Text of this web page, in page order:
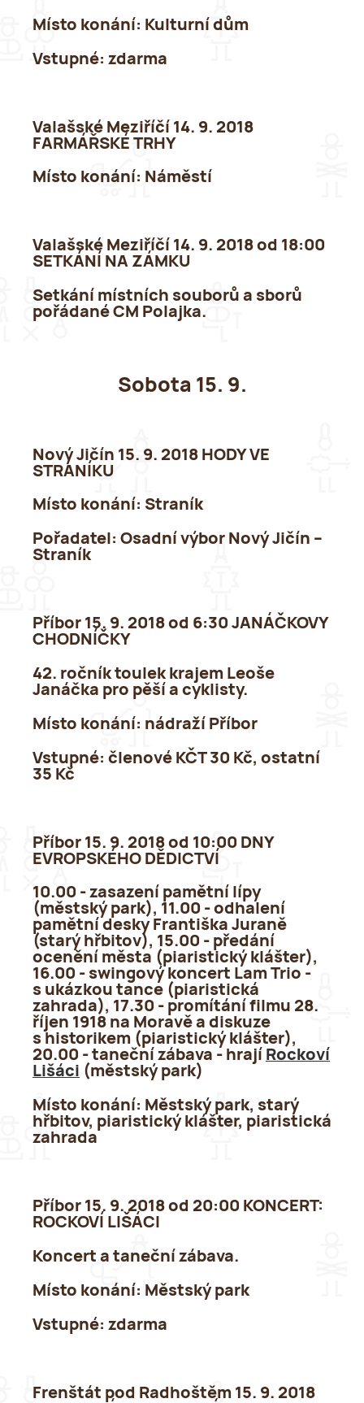
Místo konání: Kulturní dům
Vstupné: zdarma
Valašské Meziříčí 14. 9. 2018
FARMÁŘSKÉ TRHY
Místo konání: Náměstí
Valašské Meziříčí 14. 9. 2018 od 18:00
SETKÁNÍ NA ZÁMKU
Setkání místních souborů a sborů
pořádané CM Polajka.
Sobota 15. 9.
Nový Jičín 15. 9. 2018 HODY VE
STRANÍKU
Místo konání: Straník
Pořadatel: Osadní výbor Nový Jičín –
Straník
Příbor 15. 9. 2018 od 6:30 JANÁČKOVY
CHODNÍČKY
42. ročník toulek krajem Leoše
Janáčka pro pěší a cyklisty.
Místo konání: nádraží Příbor
Vstupné: členové KČT 30 Kč, ostatní
35 Kč
Příbor 15. 9. 2018 od 10:00 DNY
EVROPSKÉHO DĚDICTVÍ
10.00 - zasazení pamětní lípy
(městský park), 11.00 - odhalení
pamětní desky Františka Juraně
(starý hřbitov), 15.00 - předání
ocenění města (piaristický klášter),
16.00 - swingový koncert Lam Trio -
s ukázkou tance (piaristická
zahrada), 17.30 - promítání filmu 28.
říjen 1918 na Moravě a diskuze
s historikem (piaristický klášter),
20.00 - taneční zábava - hrají Rockoví
Lišáci (městský park)
Místo konání: Městský park, starý
hřbitov, piaristický klášter, piaristická
zahrada
Příbor 15. 9. 2018 od 20:00 KONCERT:
ROCKOVÍ LIŠÁCI
Koncert a taneční zábava.
Místo konání: Městský park
Vstupné: zdarma
Frenštát pod Radhoštěm 15. 9. 2018